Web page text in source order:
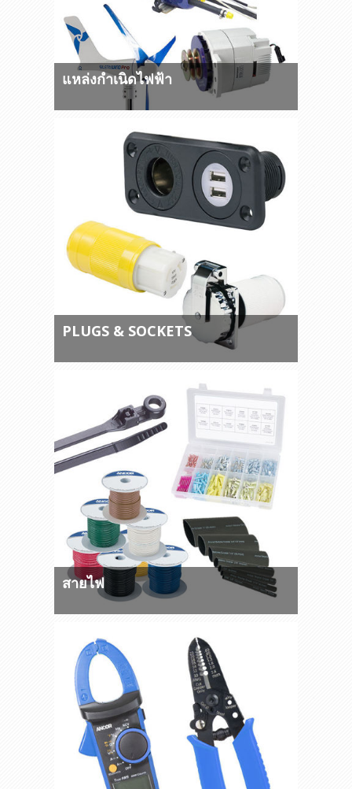
แหล่งกำเนิดไฟฟ้า
PLUGS & SOCKETS
สายไฟ